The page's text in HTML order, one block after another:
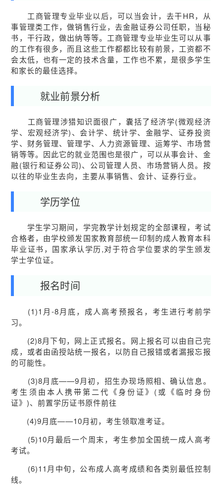
工商管理专业毕业以后，可以当会计，去干HR，从
事管理类工作，做销售行业，去金融证券公司任职，当秘
书，干行政，做出纳等等。工商管理专业毕业生可以从事
的工作有很多，而且这些工作都都比较有前景，工资都不
会太低，也有一定的技术含量，工作也不累，是很多学生
和家长的最佳选择。
就业前景分析
工商管理涉猎知识面很广，囊括了经济学(微观经济
学、宏观经济学)、会计学、统计学、金融学、证券投资
学、财务管理、管理学、人力资源管理、运筹学、市场营
销等等。因此它的就业范围也是很广，可以从事会计、金
融(银行和证券公司)、公司管理人员、市场营销人员。按
以往的毕业生去向，主要从事销售、会计、证券行业。
学历学位
学生学习期间，学完教学计划规定的全部课程，考试
合格者，由学校颁发国家教育部统一印制的成人教育本科
毕业证书，国家承认学历,对于符合学位要求的学生颁发
学士学位证。
报名时间
(1)1月-8月底，成人高考预报名，考生进行考前学
习。
(2)8月下旬，网上正式报名。网上报名可以由自己完
成，或者由函授站统一报名，以防自己报错或者漏报忘报
的可能性。
(3)8月底——9月初，招生办现场照相、确认信息。
考生须由本人携带第二代《身份证》(或《临时身份
证》)、前置学历证书原件前往
(4)9月底——10月初，考生领取准考证。
(5)10月最后一个周末，考生参加全国统一成人高考
考试。
(6)11月中旬，公布成人高考成绩和各类别最低控制
线。